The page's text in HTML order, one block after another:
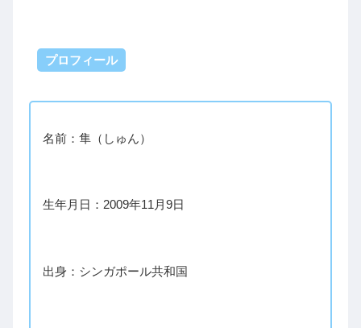
プロフィール
名前：隼（しゅん）
生年月日：2009年11月9日
出身：シンガポール共和国